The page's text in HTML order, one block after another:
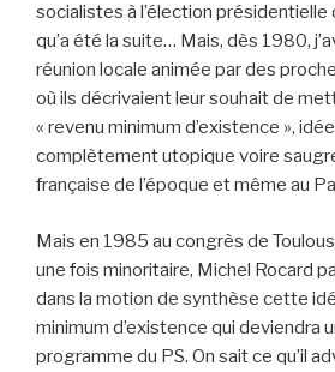
socialistes à l’élection présidentielle
qu’a été la suite… Mais, dès 1980,
réunion locale animée par des
où ils décrivaient leur souhait de
« revenu minimum d’existence »,
complètement utopique voire
française de l’époque et même au
Mais en 1985 au congrès de
une fois minoritaire, Michel Rocard
dans la motion de synthèse cette
minimum d’existence qui deviendra
programme du PS. On sait ce qu’il